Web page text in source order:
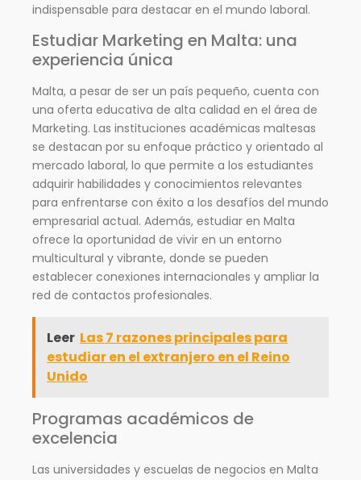
indispensable para destacar en el mundo laboral.
Estudiar Marketing en Malta: una
experiencia única
Malta, a pesar de ser un país pequeño, cuenta con
una oferta educativa de alta calidad en el área de
Marketing. Las instituciones académicas maltesas
se destacan por su enfoque práctico y orientado al
mercado laboral, lo que permite a los estudiantes
adquirir habilidades y conocimientos relevantes
para enfrentarse con éxito a los desafíos del mundo
empresarial actual. Además, estudiar en Malta
ofrece la oportunidad de vivir en un entorno
multicultural y vibrante, donde se pueden
establecer conexiones internacionales y ampliar la
red de contactos profesionales.
Leer Las 7 razones principales para
estudiar en el extranjero en el Reino
Unido
Programas académicos de
excelencia
Las universidades y escuelas de negocios en Malta